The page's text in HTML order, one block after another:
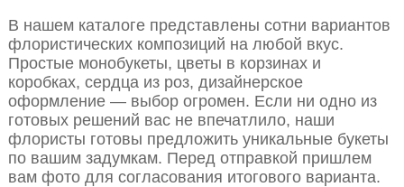
В нашем каталоге представлены сотни вариантов
флористических композиций на любой вкус.
Простые монобукеты, цветы в корзинах и
коробках, сердца из роз, дизайнерское
оформление — выбор огромен. Если ни одно из
готовых решений вас не впечатлило, наши
флористы готовы предложить уникальные букеты
по вашим задумкам. Перед отправкой пришлем
вам фото для согласования итогового варианта.